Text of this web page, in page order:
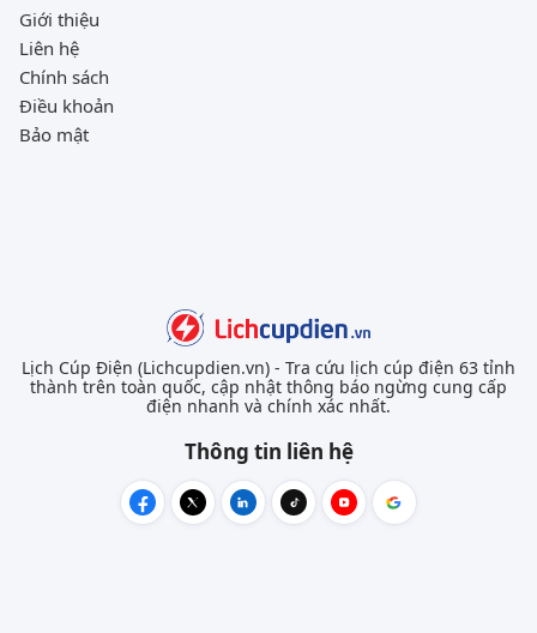
Giới thiệu
Liên hệ
Chính sách
Điều khoản
Bảo mật
Lịch Cúp Điện (Lichcupdien.vn) - Tra cứu lịch cúp điện 63 tỉnh
thành trên toàn quốc, cập nhật thông báo ngừng cung cấp
điện nhanh và chính xác nhất.
Thông tin liên hệ